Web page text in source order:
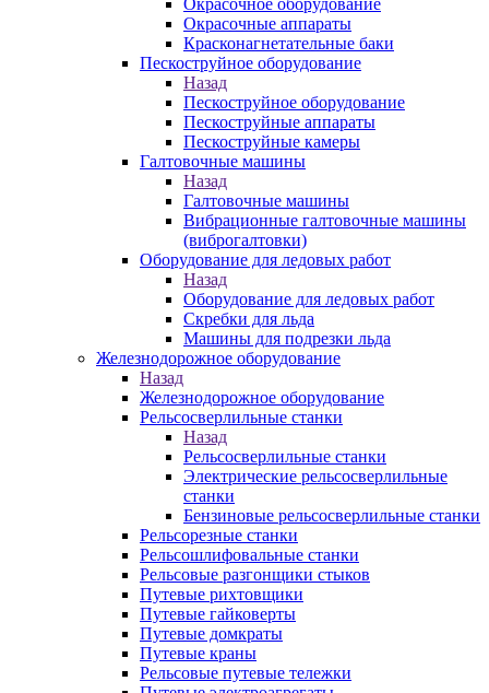
Окрасочное оборудование
Окрасочные аппараты
Красконагнетательные баки
Пескоструйное оборудование
Назад
Пескоструйное оборудование
Пескоструйные аппараты
Пескоструйные камеры
Галтовочные машины
Назад
Галтовочные машины
Вибрационные галтовочные машины
(виброгалтовки)
Оборудование для ледовых работ
Назад
Оборудование для ледовых работ
Скребки для льда
Машины для подрезки льда
Железнодорожное оборудование
Назад
Железнодорожное оборудование
Рельсосверлильные станки
Назад
Рельсосверлильные станки
Электрические рельсосверлильные
станки
Бензиновые рельсосверлильные станки
Рельсорезные станки
Рельсошлифовальные станки
Рельсовые разгонщики стыков
Путевые рихтовщики
Путевые гайковерты
Путевые домкраты
Путевые краны
Рельсовые путевые тележки